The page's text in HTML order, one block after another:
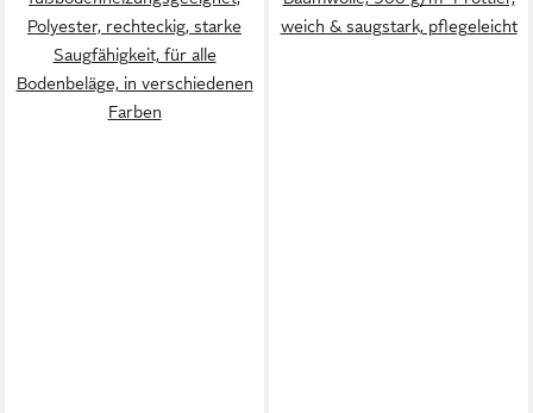
Polyester, rechteckig, starke
Saugfähigkeit, für alle
Bodenbeläge, in verschiedenen
Farben
weich & saugstark, pflegeleicht